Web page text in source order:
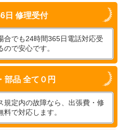
日 修理受付
合でも24時間365日電話対応受
で安心です。
部品 全て０円
規定内の故障なら、出張費・修
で対応します。